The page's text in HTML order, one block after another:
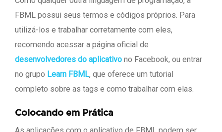
FBML possui seus termos e códigos próprios. Para
utilizá-los e trabalhar corretamente com eles,
recomendo acessar a página oficial de
desenvolvedores do aplicativo no Facebook, ou entrar
no grupo Learn FBML, que oferece um tutorial
completo sobre as tags e como trabalhar com elas.
Colocando em Prática